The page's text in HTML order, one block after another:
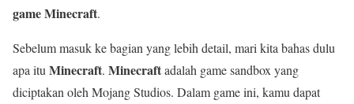
game Minecraft.
Sebelum masuk ke bagian yang lebih detail, mari kita bahas dulu
apa itu Minecraft. Minecraftadalah game sandbox yang
diciptakan oleh Mojang Studios. Dalam game ini, kamu dapat